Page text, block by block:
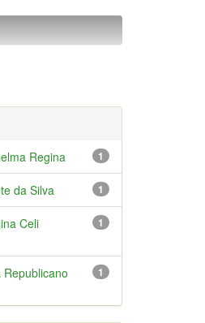
1
Regina
1
da Silva
1
Celi
1
Republicano